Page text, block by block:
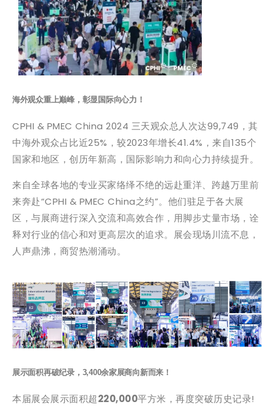
海外观众重上巅峰，彰显国际向心力！
CPHI & PMEC China 2024 三天观众总人次达99,749，其
中海外观众占比近25%，较2023年增长41.4%，来自135个
国家和地区，创历年新高，国际影响力和向心力持续提升。
来自全球各地的专业买家络绎不绝的远赴重洋、跨越万里前
来奔赴“CPHI & PMEC China之约”。他们驻足于各大展
区，与展商进行深入交流和高效合作，用脚步丈量市场，诠
释对行业的信心和对更高层次的追求。展会现场川流不息，
人声鼎沸，商贸热潮涌动。
展示面积再破纪录，3,400余家展商向新而来！
本届展会展示面积超220,000平方米，再度突破历史记录!